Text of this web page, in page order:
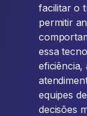
facilitar o
permitir
essa
eficiência,
equipes
decisões